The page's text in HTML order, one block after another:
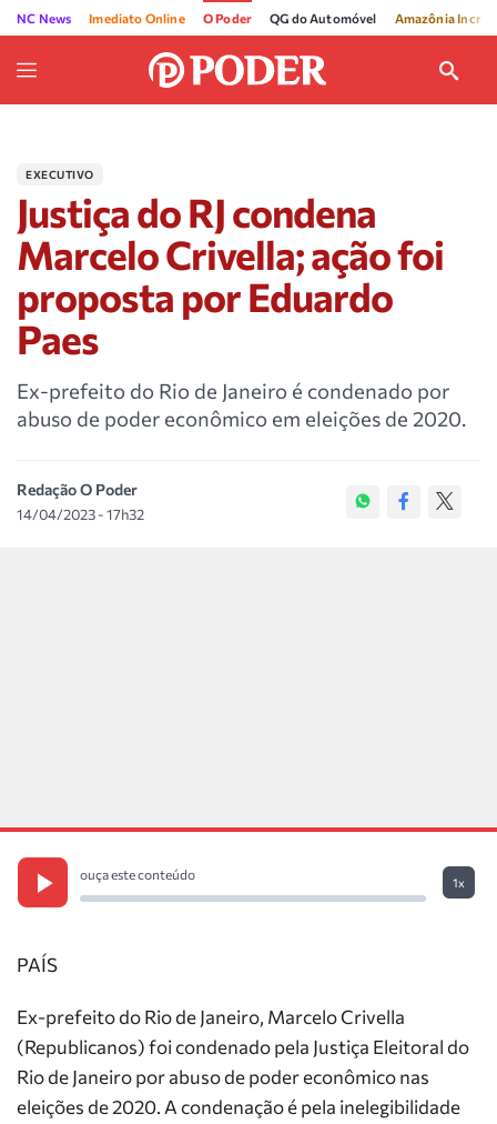
NC News Imediato Online O Poder QG do Automóvel Amazônia
EXECUTIVO
Justiça do RJ condena
Marcelo Crivella; ação foi
proposta por Eduardo
Paes
Ex-prefeito do Rio de Janeiro é condenado por
abuso de poder econômico em eleições de 2020.
Redação O Poder
14/04/2023 - 17h32
ouça este conteúdo
1x
PAÍS
Ex-prefeito do Rio de Janeiro, Marcelo Crivella
(Republicanos) foi condenado pela Justiça Eleitoral do
Rio de Janeiro por abuso de poder econômico nas
eleições de 2020. A condenação é pela inelegibilidade